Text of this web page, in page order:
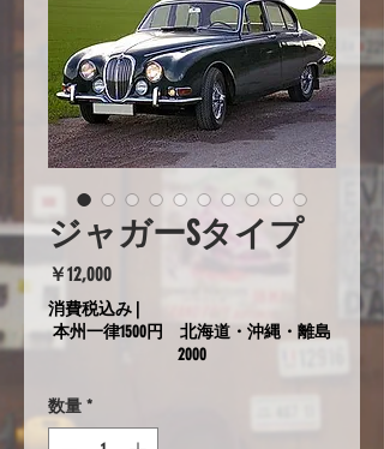
ジャガーSタイプ
￥12,000価
格
消費税込み
本州一律1500円 北海道・沖縄・離島
2000
数量 *